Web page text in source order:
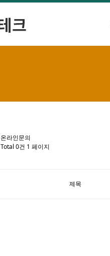
온라인문의
Total 0건 1 페이지
제목